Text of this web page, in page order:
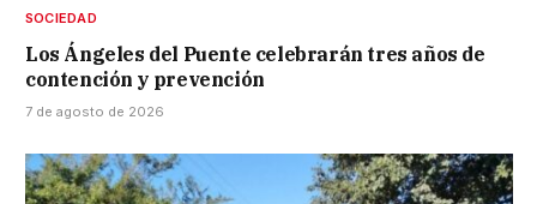
SOCIEDAD
Los Ángeles del Puente celebrarán tres años de
contención y prevención
7 de agosto de 2026